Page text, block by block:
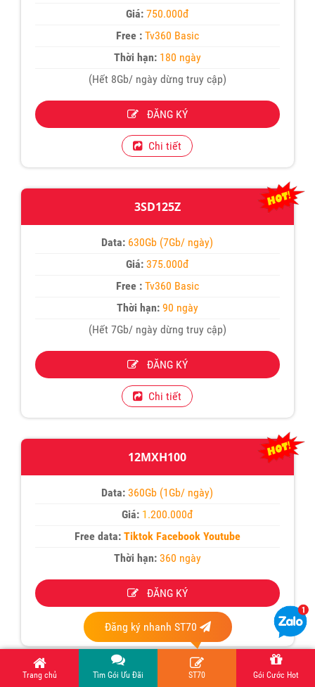
Giá:750.000đ
Free : Tv360 Basic
Thời hạn:180 ngày
(Hết 8Gb/ ngày dừng truy cập)
ĐĂNG KÝ
Chi tiết
3SD125Z
Data: 630Gb (7Gb/ ngày)
Giá:375.000đ
Free : Tv360 Basic
Thời hạn:90 ngày
(Hết 7Gb/ ngày dừng truy cập)
ĐĂNG KÝ
Chi tiết
12MXH100
Data: 360Gb (1Gb/ ngày)
Giá: 1.200.000đ
Free data: Tiktok Facebook Youtube
Thời hạn:360 ngày
ĐĂNG KÝ
Chi tiết
Trang chủ Tìm Gói Ưu Đãi
Đăng ký nhanh ST70
ST70 Gói Cước Hot